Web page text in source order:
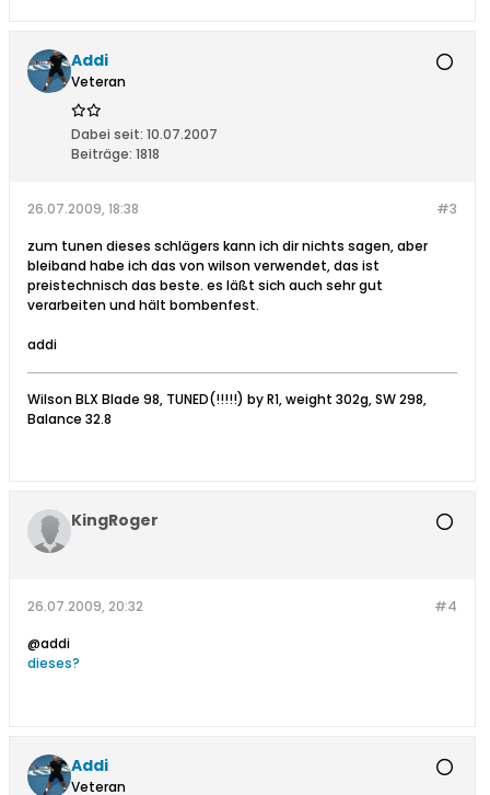
Addi
Veteran
Dabei seit: 10.07.2007
Beiträge: 1818
#3
26.07.2009, 18:38
zum tunen dieses schlägers kann ich dir nichts sagen, aber
bleiband habe ich das von wilson verwendet, das ist
preistechnisch das beste. es läßt sich auch sehr gut
verarbeiten und hält bombenfest.
addi
Wilson BLX Blade 98, TUNED(!!!!!) by R1, weight 302g, SW 298,
Balance 32.8
KingRoger
#4
26.07.2009, 20:32
@addi
dieses?
Addi
Veteran